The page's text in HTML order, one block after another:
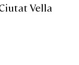
Vella